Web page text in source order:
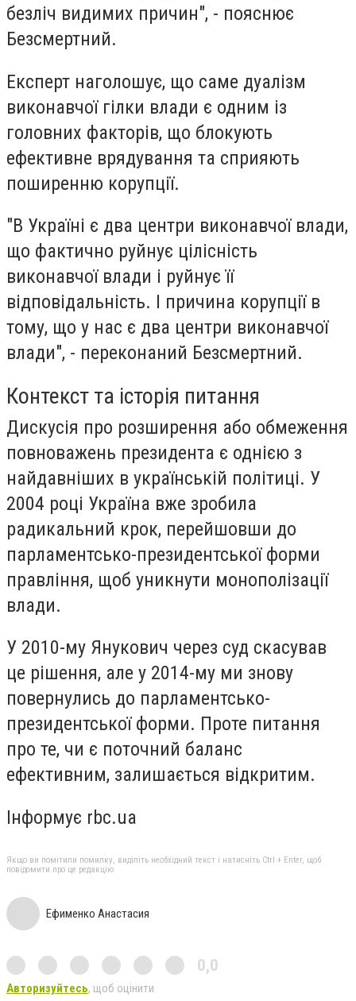
безліч видимих причин", - пояснює
Безсмертний.
Експерт наголошує, що саме дуалізм
виконавчої гілки влади є одним із
головних факторів, що блокують
ефективне врядування та сприяють
поширенню корупції.
"В Україні є два центри виконавчої влади,
що фактично руйнує цілісність
виконавчої влади і руйнує її
відповідальність. І причина корупції в
тому, що у нас є два центри виконавчої
влади", - переконаний Безсмертний.
Контекст та історія питання
Дискусія про розширення або обмеження
повноважень президента є однією з
найдавніших в українській політиці. У
2004 році Україна вже зробила
радикальний крок, перейшовши до
парламентсько-президентської форми
правління, щоб уникнути монополізації
влади.
У 2010-му Янукович через суд скасував
це рішення, але у 2014-му ми знову
повернулись до парламентсько-
президентської форми. Проте питання
про те, чи є поточний баланс
ефективним, залишається відкритим.
Інформує rbc.ua
Якщо ви помітили помилку, виділіть необхідний текст і натисніть Ctrl + Enter, щоб
повідомити про це редакцію
Ефименко Анастасия
0,0
Авторизуйтесь, щоб оцінити